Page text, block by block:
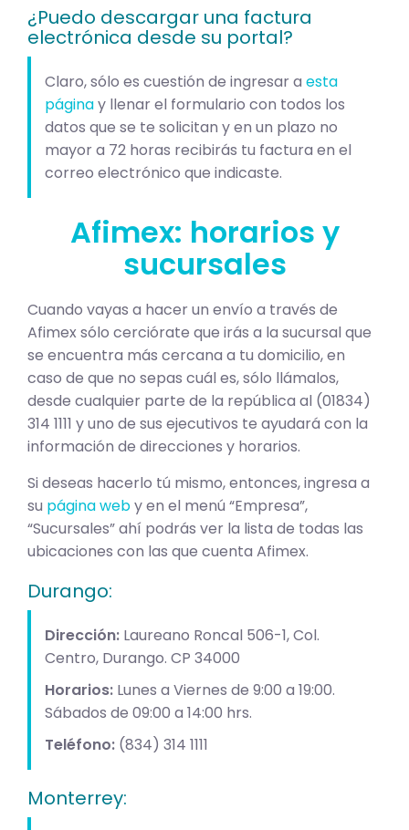
¿Puedo descargar una factura
electrónica desde su portal?
Claro, sólo es cuestión de ingresar a esta
páginay llenar el formulario con todos los
datos que se te solicitan y en un plazo no
mayor a 72 horas recibirás tu factura en el
correo electrónico que indicaste.
Afimex: horarios y
sucursales
Cuando vayas a hacer un envío a través de
Afimex sólo cerciórate que irás a la sucursal que
se encuentra más cercana a tu domicilio, en
caso de que no sepas cuál es, sólo llámalos,
desde cualquier parte de la república al (01834)
314 1111 y uno de sus ejecutivos te ayudará con la
información de direcciones y horarios.
Si deseas hacerlo tú mismo, entonces, ingresa a
su página weby en el menú “Empresa”,
“Sucursales” ahí podrás ver la lista de todas las
ubicaciones con las que cuenta Afimex.
Durango:
Dirección: Laureano Roncal 506-1, Col.
Centro, Durango. CP 34000
Horarios: Lunes a Viernes de 9:00 a 19:00.
Sábados de 09:00 a 14:00 hrs.
Teléfono: (834) 314 1111
Monterrey: